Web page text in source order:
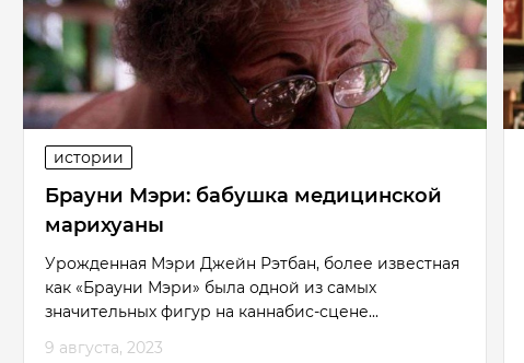
истории
Брауни Мэри: бабушка медицинской
марихуаны
Урожденная Мэри Джейн Рэтбан, более известная
как «Брауни Мэри» была одной из самых
значительных фигур на каннабис-сцене...
9 августа, 2023